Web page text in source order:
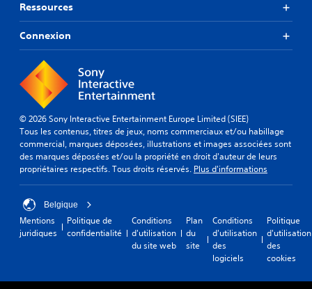
Ressources
Connexion
© 2026 Sony Interactive Entertainment Europe Limited (SIEE)
Tous les contenus, titres de jeux, noms commerciaux et/ou habillage
commercial, marques déposées, illustrations et images associées sont
des marques déposées et/ou la propriété en droit d'auteur de leurs
propriétaires respectifs. Tous droits réservés. Plus d'informations
Belgique
Mentions
juridiques
Politique de
confidentialité
Conditions
d'utilisation
du site web
Plan
du
site
Conditions
d'utilisation
des
logiciels
Politique
d'utilisation
des
cookies